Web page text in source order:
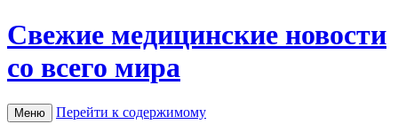
Свежие медицинские новости
со всего мира
Меню Перейти к содержимому